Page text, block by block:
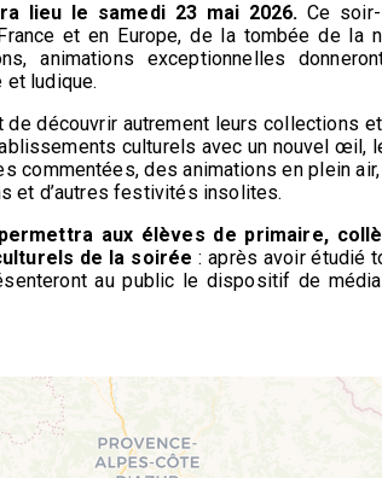
lieu le samedi 23 mai 2026. Ce
et en Europe, de la tombée de la
animations exceptionnelles
et ludique.
découvrir autrement leurs collections
culturels avec un nouvel œil,
commentées, des animations en plein
et d’autres festivités insolites.
aux élèves de primaire,
de la soirée : après avoir étudié
au public le dispositif de